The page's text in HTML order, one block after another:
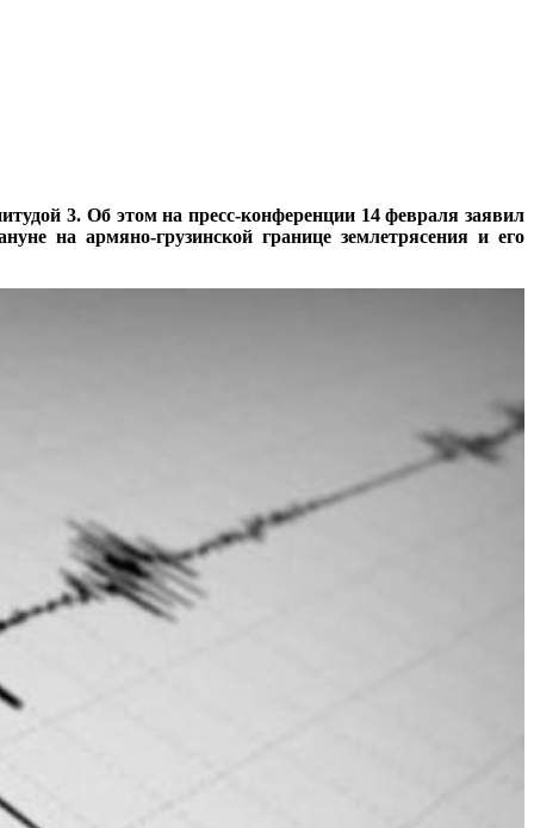
3. Об этом на пресс-конференции 14 февраля заявил
на армяно-грузинской границе землетрясения и его